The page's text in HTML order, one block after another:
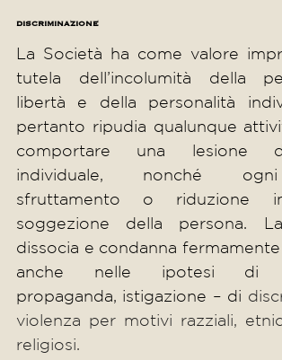
DISCRIMINAZIONE
La Società ha come valore
tutela dell’incolumità della
libertà e della personalità
pertanto ripudia qualunque
comportare una lesione
individuale, nonché
sfruttamento o riduzione
soggezione della persona.
dissocia e condanna
anche nelle ipotesi di
propaganda, istigazione – di
violenza per motivi razziali,
religiosi.